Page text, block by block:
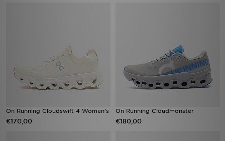
On Running Cloudswift 4 Women's
€170,00
On Running Cloudmonster
€180,00